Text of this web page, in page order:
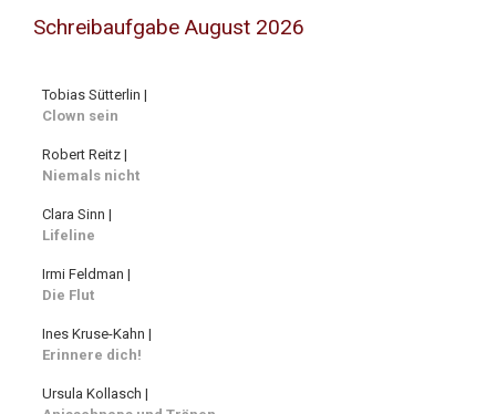
Schreibaufgabe August 2026
Tobias Sütterlin |
Clown sein
Robert Reitz |
Niemals nicht
Clara Sinn |
Lifeline
Irmi Feldman |
Die Flut
Ines Kruse-Kahn |
Erinnere dich!
Ursula Kollasch |